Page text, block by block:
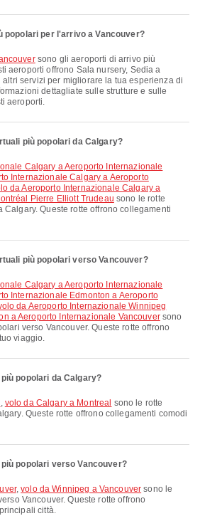
popolari per l'arrivo a Vancouver?
sono gli aeroporti di arrivo più
aeroporti offrono Sala nursery, Sedia a
servizi per migliorare la tua esperienza di
dettagliate sulle strutture e sulle
aeroporti.
più popolari da Calgary?
Internazionale Calgary a Aeroporto
da Aeroporto Internazionale Calgary a
Pierre Elliott Trudeau sono le rotte
Queste rotte offrono collegamenti
più popolari verso Vancouver?
Internazionale Edmonton a Aeroporto
da Aeroporto Internazionale Winnipeg
a Aeroporto Internazionale Vancouversono
verso Vancouver. Queste rotte offrono
viaggio.
popolari da Calgary?
, volo da Calgary a Montreal sono le rotte
Queste rotte offrono collegamenti comodi
popolari verso Vancouver?
,volo da Winnipeg a Vancouver sono le
Vancouver. Queste rotte offrono
città.